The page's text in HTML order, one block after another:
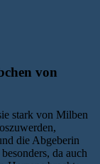
von
stark von Milben
die Abgeberin
da auch